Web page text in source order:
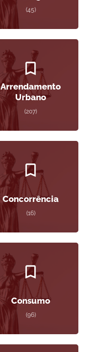
(45)
Arrendamento
Urbano
(207)
Concorrência
(16)
Consumo
(96)